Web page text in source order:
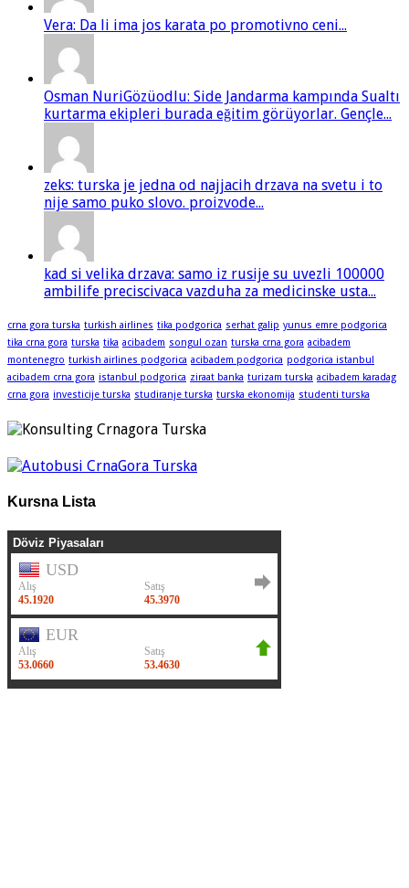
Vera: Da li ima jos karata po promotivno ceni...
Osman NuriGözüodlu: Side Jandarma kampında Sualtı
kurtarma ekipleri burada eğitim görüyorlar. Gençle...
zeks: turska je jedna od najjacih drzava na svetu i to
nije samo puko slovo. proizvode...
kad si velika drzava: samo iz rusije su uvezli 100000
ambilife preciscivaca vazduha za medicinske usta...
crna gora turska turkish airlines tika podgorica serhat galip yunus emre podgorica
tika crna gora turska tika acibadem songul ozan turska crna gora acibadem
montenegro turkish airlines podgorica acibadem podgorica podgorica istanbul
acibadem crna gora istanbul podgorica ziraat banka turizam turska acibadem karadag
crna gora investicije turska studiranje turska turska ekonomija studenti turska
Kursna Lista